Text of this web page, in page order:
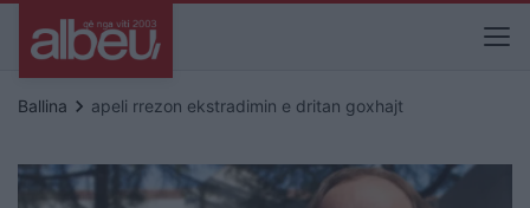
Ballina keyboard_arrow_right apeli rrezon ekstradimin e dritan goxhajt